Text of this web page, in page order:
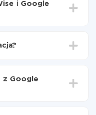
i Google
średnio 10-15
z Google